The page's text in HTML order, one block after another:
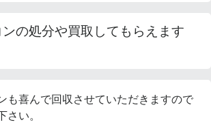
の処分や買取してもらえます
も喜んで回収させていただきますので
さい。